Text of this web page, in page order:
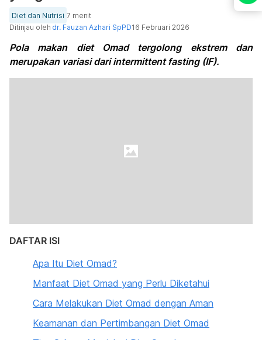
Diet dan Nutrisi 7 menit
Ditinjau oleh dr. Fauzan Azhari SpPD16 Februari 2026
Pola makan diet Omad tergolong ekstrem dan
merupakan variasi dari intermittent fasting (IF).
DAFTAR ISI
Apa Itu Diet Omad?
Manfaat Diet Omad yang Perlu Diketahui
Cara Melakukan Diet Omad dengan Aman
Keamanan dan Pertimbangan Diet Omad